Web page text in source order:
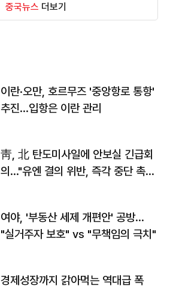
중국뉴스 더보기
이란·오만, 호르무즈 '중앙항로 통항'
추진…입항은 이란 관리
靑, 北 탄도미사일에 안보실 긴급회
의…"유엔 결의 위반, 즉각 중단 촉
여야, '부동산 세제 개편안' 공방…
"실거주자 보호" vs "무책임의 극치"
경제성장까지 갉아먹는 역대급 폭